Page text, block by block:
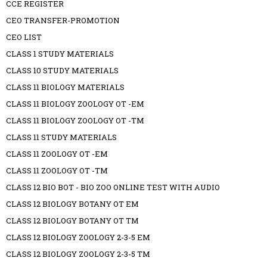
CCE REGISTER
CEO TRANSFER-PROMOTION
CEO LIST
CLASS 1 STUDY MATERIALS
CLASS 10 STUDY MATERIALS
CLASS 11 BIOLOGY MATERIALS
CLASS 11 BIOLOGY ZOOLOGY OT -EM
CLASS 11 BIOLOGY ZOOLOGY OT -TM
CLASS 11 STUDY MATERIALS
CLASS 11 ZOOLOGY OT -EM
CLASS 11 ZOOLOGY OT -TM
CLASS 12 BIO BOT - BIO ZOO ONLINE TEST WITH AUDIO
CLASS 12 BIOLOGY BOTANY OT EM
CLASS 12 BIOLOGY BOTANY OT TM
CLASS 12 BIOLOGY ZOOLOGY 2-3-5 EM
CLASS 12 BIOLOGY ZOOLOGY 2-3-5 TM